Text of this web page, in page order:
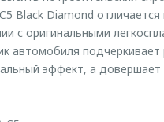
Black Diamond
с оригинальными
автомобиля
эффект, а